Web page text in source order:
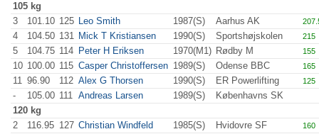
105 kg
3
101.10 125 Leo Smith 1987(S) Aarhus AK
4 104.50 131 Mick T Kristiansen 1990(S) Sportshøjskolen 215
5 104.75 114 Peter H Eriksen 1970(M1) Rødby M 155
10 100.00 115 Casper Christoffersen 1989(S) Odense BBC 165
11 96.90 112 Alex G Thorsen 1990(S) ER Powerlifting 125
- 105.00 111 Andreas Larsen 1989(S)
Københavns SK
120 kg
2
116.95 127 Christian Windfeld 1985(S) Hvidovre SF 160